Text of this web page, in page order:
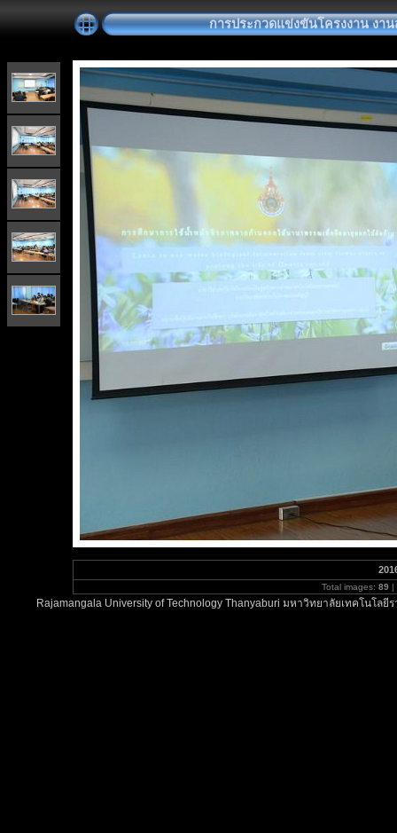
การประกวดแข่งขันโครงงาน งา
Total images: 89 |
Rajamangala University of Technology Thanyaburi มหาวิทยาลัยเทคโนโ